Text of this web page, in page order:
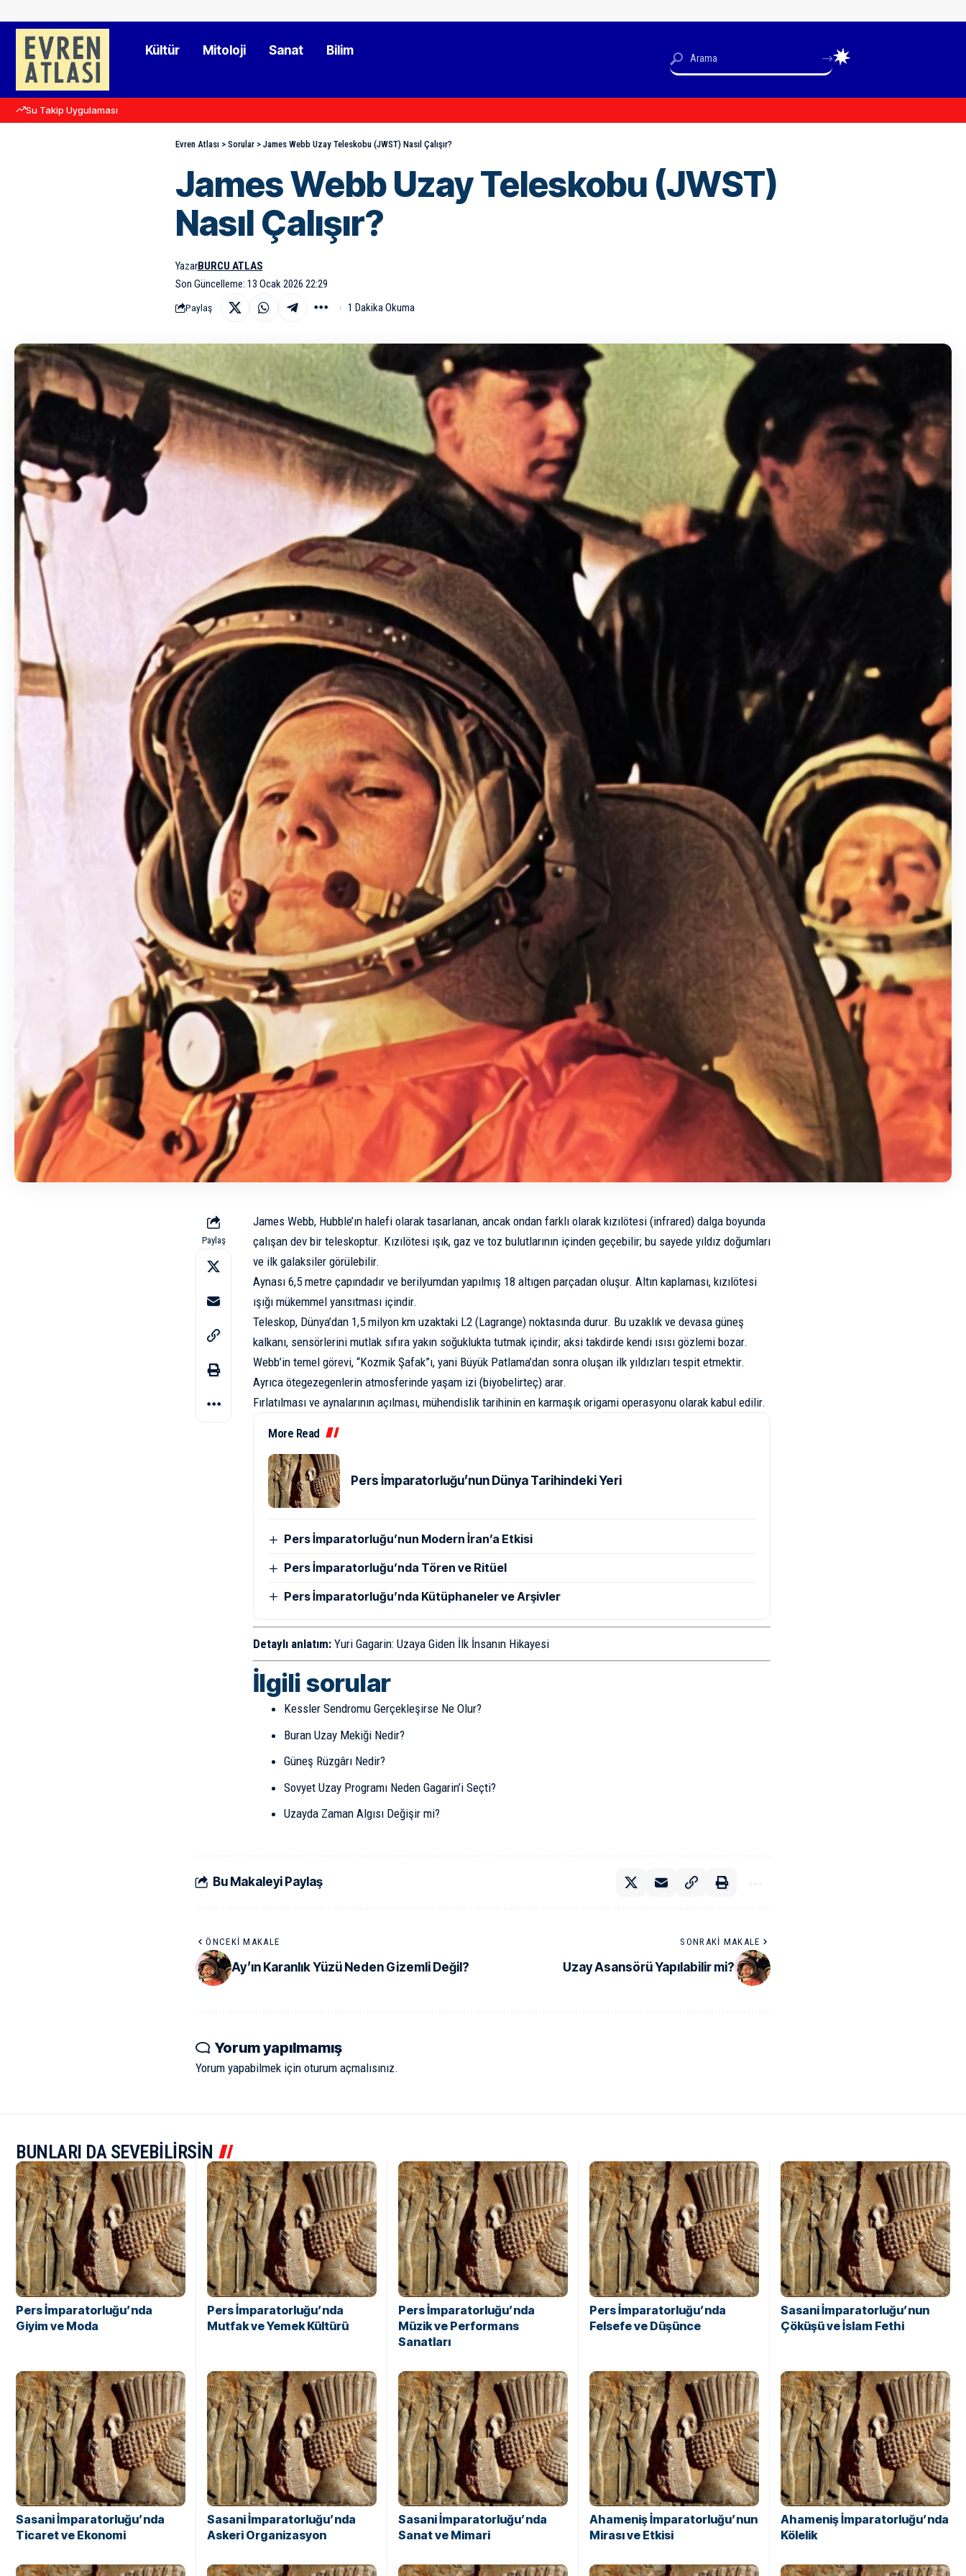
Kültür Mitoloji Sanat Bilim
Su Takip Uygulaması
Evren Atlası> Sorular> James Webb Uzay Teleskobu (JWST) Nasıl Çalışır?
James Webb Uzay Teleskobu (JWST)
Nasıl Çalışır?
Son Güncelleme: 13 Ocak 2026 22:29
YazarBURCU ATLAS
Paylaş 1 Dakika Okuma
Paylaş
James Webb, Hubble’ın halefi olarak tasarlanan, ancak ondan farklı olarak kızılötesi (infrared) dalga boyunda
çalışan dev bir teleskoptur. Kızılötesi ışık, gaz ve toz bulutlarının içinden geçebilir; bu sayede yıldız doğumları
ve ilk galaksiler görülebilir.
Aynası 6,5 metre çapındadır ve berilyumdan yapılmış 18 altıgen parçadan oluşur. Altın kaplaması, kızılötesi
ışığı mükemmel yansıtması içindir.
Teleskop, Dünya’dan 1,5 milyon km uzaktaki L2 (Lagrange) noktasında durur. Bu uzaklık ve devasa güneş
kalkanı, sensörlerini mutlak sıfıra yakın soğuklukta tutmak içindir; aksi takdirde kendi ısısı gözlemi bozar.
Webb’in temel görevi, “Kozmik Şafak”ı, yani Büyük Patlama’dan sonra oluşan ilk yıldızları tespit etmektir.
Ayrıca ötegezegenlerin atmosferinde yaşam izi (biyobelirteç) arar.
Fırlatılması ve aynalarının açılması, mühendislik tarihinin en karmaşık origami operasyonu olarak kabul edilir.
More Read
Pers İmparatorluğu’nun Dünya Tarihindeki Yeri
Pers İmparatorluğu’nun Modern İran’a Etkisi
Pers İmparatorluğu’nda Tören ve Ritüel
Pers İmparatorluğu’nda Kütüphaneler ve Arşivler
Detaylı anlatım: Yuri Gagarin: Uzaya Giden İlk İnsanın Hikayesi
İlgili sorular
Kessler Sendromu Gerçekleşirse Ne Olur?
Buran Uzay Mekiği Nedir?
Güneş Rüzgârı Nedir?
Sovyet Uzay Programı Neden Gagarin’i Seçti?
Uzayda Zaman Algısı Değişir mi?
Bu Makaleyi Paylaş
ÖNCEKI MAKALE
Ay’ın Karanlık Yüzü Neden Gizemli Değil?
SONRAKI MAKALE
Uzay Asansörü Yapılabilir mi?
Yorum yapılmamış
Yorum yapabilmek için oturum açmalısınız.
BUNLARI DA SEVEBİLİRSİN
Pers İmparatorluğu’nda
Giyim ve Moda
Pers İmparatorluğu’nda
Mutfak ve Yemek Kültürü
Pers İmparatorluğu’nda
Müzik ve Performans
Sanatları
Pers İmparatorluğu’nda
Felsefe ve Düşünce
Sasani İmparatorluğu’nun
Çöküşü ve İslam Fethi
Sasani İmparatorluğu’nda
Ticaret ve Ekonomi
Sasani İmparatorluğu’nda
Askeri Organizasyon
Sasani İmparatorluğu’nda
Sanat ve Mimari
Ahameniş İmparatorluğu’nun
Mirası ve Etkisi
Ahameniş İmparatorluğu’nda
Kölelik